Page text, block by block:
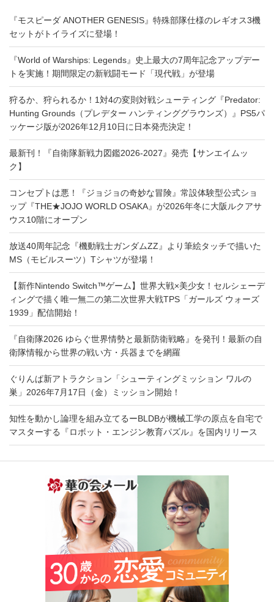
『モスピーダ ANOTHER GENESIS』特殊部隊仕様のレギオス3機
セットがトイライズに登場！
『World of Warships: Legends』史上最大の7周年記念アップデー
トを実施！期間限定の新戦闘モード「現代戦」が登場
狩るか、狩られるか！1対4の変則対戦シューティング『Predator:
Hunting Grounds（プレデター ハンティンググラウンズ）』PS5パ
ッケージ版が2026年12月10日に日本発売決定！
最新刊！『自衛隊新戦力図鑑2026-2027』発売【サンエイムッ
ク】
コンセプトは悪！『ジョジョの奇妙な冒険』常設体験型公式ショ
ップ『THE★JOJO WORLD OSAKA』が2026年冬に大阪ルクアサ
ウス10階にオープン
放送40周年記念『機動戦士ガンダムZZ』より筆絵タッチで描いた
MS（モビルスーツ）Tシャツが登場！
【新作Nintendo Switch™ゲーム】世界大戦×美少女！セルシェーデ
ィングで描く唯一無二の第二次世界大戦TPS「ガールズ ウォーズ
1939」配信開始！
『自衛隊2026 ゆらぐ世界情勢と最新防衛戦略』を発刊！最新の自
衛隊情報から世界の戦い方・兵器までを網羅
ぐりんぱ新アトラクション「シューティングミッション ワルの
巣」2026年7月17日（金）ミッション開始！
知性を動かし論理を組み立てるーBLDBが機械工学の原点を自宅で
マスターする『ロボット・エンジン教育パズル』を国内リリース